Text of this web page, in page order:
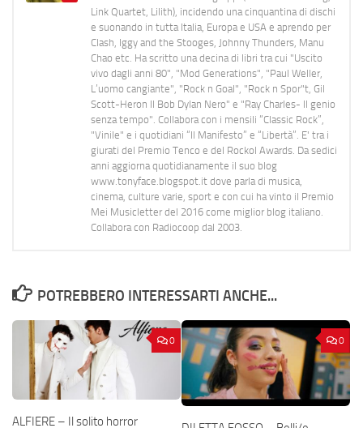
Link Quartet, Lilith), incidendo una cinquantina di dischi
e suonando in tutta Italia, Europa e USA e aprendo per
Clash, Iggy and the Stooges, Johnny Thunders, Manu
Chao etc. Ha scritto una decina di libri tra cui "Uscito
vivo dagli anni 80", "Mod Generations", "Paul Weller,
L’uomo cangiante", "Rock n Goal", "Rock n Spor"t, Gil
Scott-Heron Il Bob Dylan Nero" e "Ray Charles- Il genio
senza tempo". Collabora con i mensili “Classic Rock”,
"Vinile" e i quotidiani “Il Manifesto” e “Libertà”. E' tra i
giurati del Premio Tenco e del Rockol Awards. Da sedici
anni aggiorna quotidianamente il suo blog
www.tonyface.blogspot.it dove parla di musica,
cinema, culture varie, sport e con cui ha vinto il Premio
Mei Musicletter del 2016 come miglior blog italiano.
Collabora con Radiocoop dal 2003.
POTREBBERO INTERESSARTI ANCHE...
0
ALFIERE – Il solito horror
0